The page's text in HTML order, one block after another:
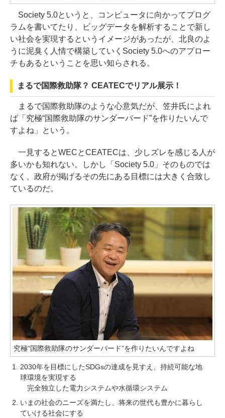
Society 5.0というと、コンピュータに向かってプログ
ラムを書いてたり、ビッグデータを解析することで新し
い社会を実現するというイメージがあったが、北良のよ
うに泥臭く人情で構築していくSociety 5.0へのアプロー
チもあるということを思い知らされる。
まるで国際救助隊？ CEATECでリアル展示！
まるで国際救助隊のような心意気だが、笠井氏によれ
ば「究極“国際救助隊のサンダーバード”を作りたいんで
すよね」という。
一見するとWECとCEATECは、少しズレを感じる人が
多いかも知れない。しかし「Society 5.0」そのものでは
なく、政府が掲げるその先にある目標には大きく合致し
ているのだ。
究極“国際救助隊のサンダーバード”を作りたいんですよね
2030年を目標にしたSDGsの達成を見すえ、持続可能な地
球環境を実現する
完全独立した電力システムや水循環システム
いまの社会のニーズを満たし、将来の世代も豊かに暮らし
ていける社会にする